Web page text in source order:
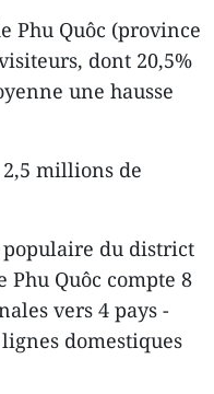
Phu Quôc (province
dont 20,5%
une hausse
millions de
populaire du district
Quôc compte 8
vers 4 pays -
domestiques